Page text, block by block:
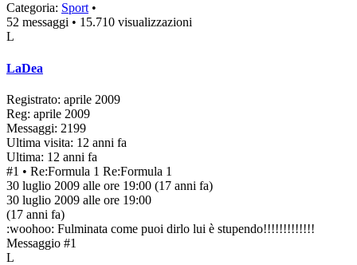
Categoria: Sport •
52 messaggi • 15.710 visualizzazioni
L
LaDea
Registrato: aprile 2009
Reg: aprile 2009
Messaggi: 2199
Ultima visita: 12 anni fa
Ultima: 12 anni fa
#1 • Re:Formula 1 Re:Formula 1
30 luglio 2009 alle ore 19:00 (17 anni fa)
30 luglio 2009 alle ore 19:00
(17 anni fa)
:woohoo: Fulminata come puoi dirlo lui è stupendo!!!!!!!!!!!!!
Messaggio #1
L